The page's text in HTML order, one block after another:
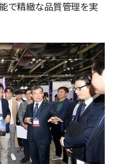
で精緻な品質管理を実